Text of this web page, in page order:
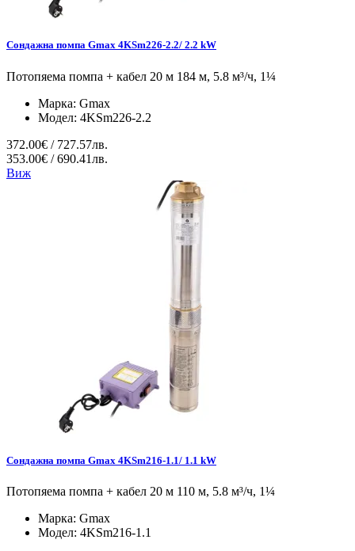
Сондажна помпа Gmax 4KSm226-2.2/ 2.2 kW
Потопяема помпа + кабел 20 м 184 м, 5.8 м³/ч, 1¼
Марка: Gmax
Модел: 4KSm226-2.2
372.00€ / 727.57лв.
353.00€ / 690.41лв.
Виж
Сондажна помпа Gmax 4KSm216-1.1/ 1.1 kW
Потопяема помпа + кабел 20 м 110 м, 5.8 м³/ч, 1¼
Марка: Gmax
Модел: 4KSm216-1.1